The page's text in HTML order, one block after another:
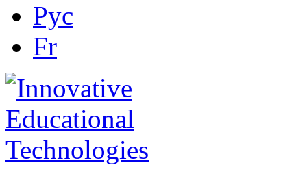
Рус
Fr